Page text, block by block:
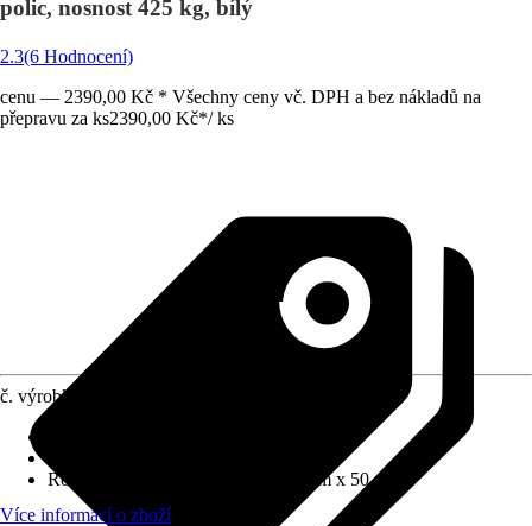
polic, nosnost 425 kg, bílý
2.3(6 Hodnocení)
cenu — 2390,00 Kč * Všechny ceny vč. DPH a bez nákladů na
přepravu za ks2390,00 Kč*/ ks
č. výrobku
Rozměry (ŠxVxH)
100 cm x 200 cm x 50 cm
Více informací o zboží